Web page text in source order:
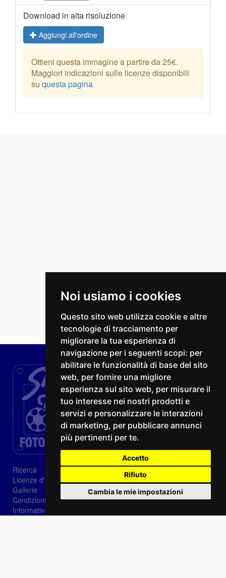
Noi usiamo i cookies
Questo sito web utilizza cookie e altre
tecnologie di tracciamento per
migliorare la tua esperienza di
navigazione per i seguenti scopi: per
abilitare le funzionalità di base del sito
web, per fornire una migliore
esperienza sul sito web, per misurare il
tuo interesse nei nostri prodotti e
servizi e personalizzare le interazioni
di marketing, per pubblicare annunci
più pertinenti per te.
Accetto
Rifiuto
Cambia le mie impostazioni
Download in alta risoluzione
Aggiungi all'ordine
Ottieni questa immagine a partire da 25€.
Maggiori indicazioni sulle licenze disponibili
su questa pagina
Ricerca
Licenze d'utilizzo
Gallerie
Condizioni di vendita
Informativa sui Cookie